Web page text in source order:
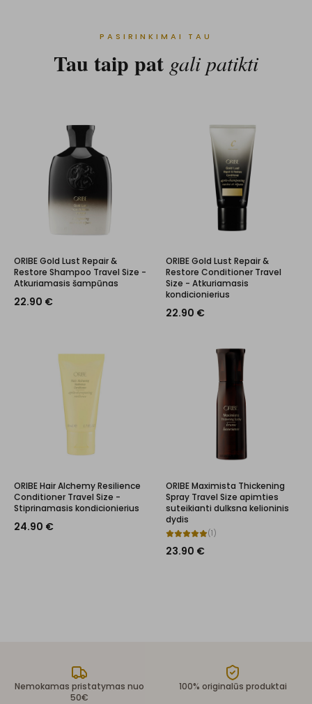
PASIRINKIMAI TAU
Tau taip pat gali patikti
ORIBE Gold Lust Repair &
Restore Shampoo Travel Size -
Atkuriamasis šampūnas
22.90 €
ORIBE Gold Lust Repair &
Restore Conditioner Travel
Size - Atkuriamasis
kondicionierius
22.90 €
ORIBE Hair Alchemy Resilience
Conditioner Travel Size -
Stiprinamasis kondicionierius
24.90 €
ORIBE Maximista Thickening
Spray Travel Size apimties
suteikianti dulksna kelioninis
dydis
(1 )
23.90 €
Nemokamas pristatymas nuo
50€
100% originalūs produktai